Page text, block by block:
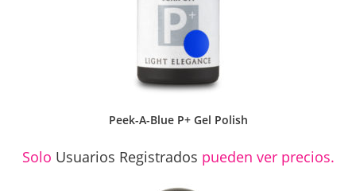
Peek-A-Blue P+ Gel Polish
Solo Usuarios Registrados pueden ver precios.